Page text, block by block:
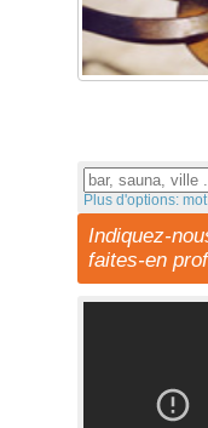
Plus d'options:
Indiquez-
faites-en